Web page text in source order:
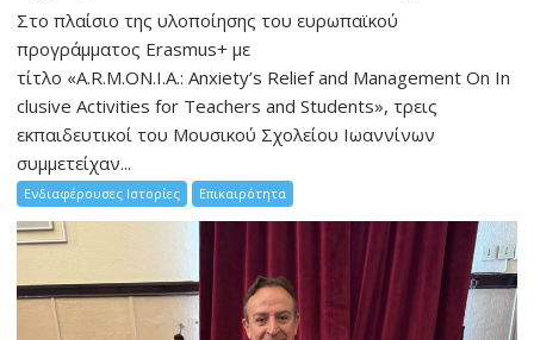
Στο πλαίσιο της υλοποίησης του ευρωπαϊκού
προγράμματος Erasmus+ με
τίτλο «A.R.M.ON.I.A.: Anxiety’s Relief and Management On In
clusive Activities for Teachers and Students», τρεις
εκπαιδευτικοί του Μουσικού Σχολείου Ιωαννίνων
συμμετείχαν...
Ενδιαφέρουσες Ιστορίες Επικαιρότητα